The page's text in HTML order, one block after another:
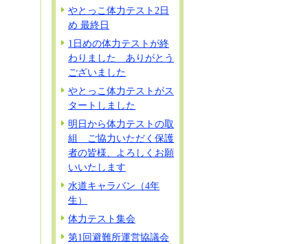
やとっこ体力テスト2日
め 最終日
1日めの体力テストが終
わりました ありがとう
ございました
やとっこ体力テストがス
タートしました
明日から体力テストの取
組 ご協力いただく保護
者の皆様、よろしくお願
いいたします
水道キャラバン（4年
生）
体力テスト集会
第1回避難所運営協議会